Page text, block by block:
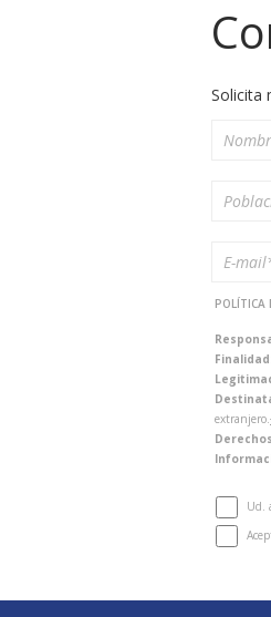
Solicita
POLÍTICA
extranjero.
Ud.